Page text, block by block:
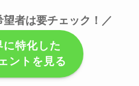
者は要チェック！／
特化した
ントを見る